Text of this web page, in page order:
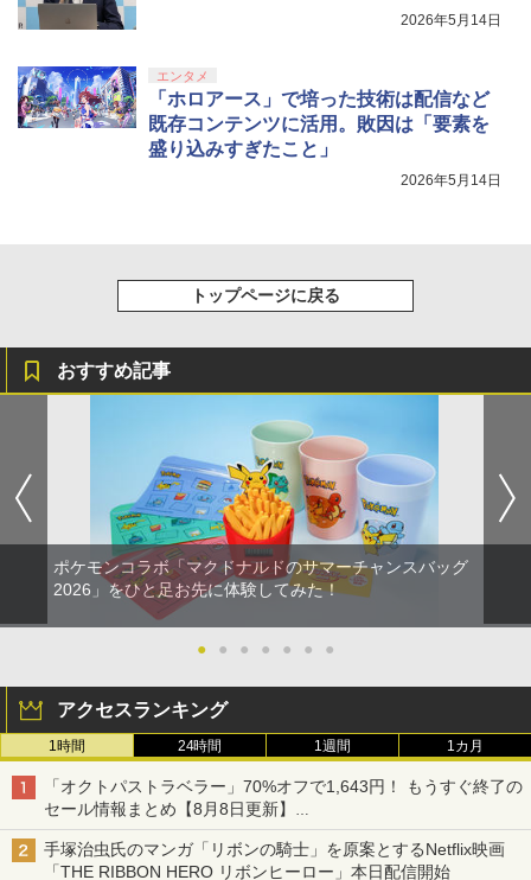
2026年5月14日
エンタメ
「ホロアース」で培った技術は配信など
既存コンテンツに活用。敗因は「要素を
盛り込みすぎたこと」
2026年5月14日
トップページに戻る
おすすめ記事
ポケモンコラボ「マクドナルドのサマーチャンスバッグ
2026」をひと足お先に体験してみた！
● ● ● ● ● ● ●
アクセスランキング
1時間 24時間 1週間 1カ月
「オクトパストラベラー」70%オフで1,643円！ もうすぐ終了の
セール情報まとめ【8月8日更新】
ニンテンドーeショップでは「大神 絶景版」が67%オフで990円
手塚治虫氏のマンガ「リボンの騎士」を原案とするNetflix映画
「THE RIBBON HERO リボンヒーロー」本日配信開始